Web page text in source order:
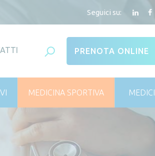
Seguici su:
PRENOTA ONLINE
MEDICINA SPORTIVA MEDICI